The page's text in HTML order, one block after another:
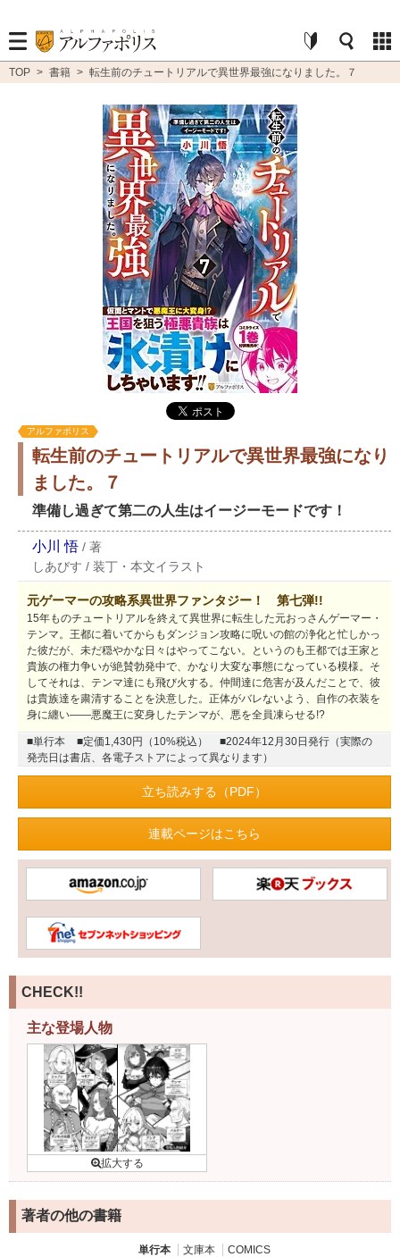
TOP > 書籍 > 転生前のチュートリアルで異世界最強になりました。７
アルファポリス
転生前のチュートリアルで異世界最強になり
ました。７
準備し過ぎて第二の人生はイージーモードです！
小川 悟 / 著
しあびす / 装丁・本文イラスト
元ゲーマーの攻略系異世界ファンタジー！ 第七弾!!
15年ものチュートリアルを終えて異世界に転生した元おっさんゲーマー・
テンマ。王都に着いてからもダンジョン攻略に呪いの館の浄化と忙しかっ
た彼だが、未だ穏やかな日々はやってこない。というのも王都では王家と
貴族の権力争いが絶賛勃発中で、かなり大変な事態になっている模様。そ
してそれは、テンマ達にも飛び火する。仲間達に危害が及んだことで、彼
は貴族達を粛清することを決意した。正体がバレないよう、自作の衣装を
身に纏い――悪魔王に変身したテンマが、悪を全員凍らせる!?
■単行本 ■定価1,430円（10%税込）
■2024年12月30日発行（実際の
発売日は書店、各電子ストアによって異なります）
立ち読みする（PDF）
連載ページはこちら
CHECK!!
主な登場人物
著者の他の書籍
単行本 文庫本 COMICS